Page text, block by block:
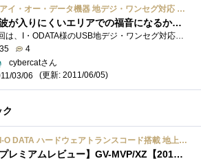
アイ・オー・データ機器 地デジ・ワンセグ対応 トランスコード搭載TVキャプチャー USBモデル「テレキング」 GV-MVP/FZ
電波が入りにくいエリアでの福音になるか！？
35
4
cybercatさん
03/06
(更新: 2011/06/05)
I-O DATA ハードウェアトランスコード搭載 地上・BS・110度CSデジタル対応TVキャプチャBOX USB GV-MVP/XZ
【プレミアムレビュー】GV-MVP/XZ【2014/01/03更新】